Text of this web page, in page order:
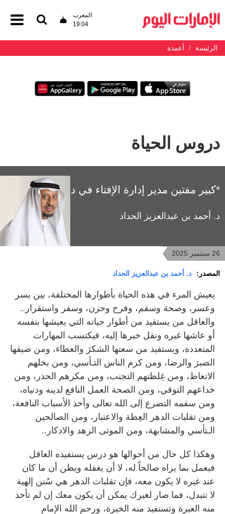
المغرب
19:04
الرئيسة أعمدة
دروس الحياة
*كبير مفتين مدير إدارة الإفتاء في دبي
د. أحمد بن عبدالعزيز الحداد
26 سبتمبر 2025
المصدر: د. أحمد بن عبدالعزيز الحداد
يعيش المرء في هذه الحياة بأطوارها المختلفة، بين يسر
وعسر، وصحة وسقم، وفرح وحزن، وسفر واستقرار..
والعاقل من يستفيد من أطوار حياته التي يعيشها بنفسه
أو عاشها غيره ونقل خبرها إليه، فيكتسب المهارات
المتعددة، ويستفيد من سعتها الشكرَ والعطاء، ومن ضيقها
الصبرَ والرضا، ومن كرم الناس التـأسي، ومن بخلهم
الاتعاظ، ومن غِلظتهم التجنب، ومن مكرهم الحذر، ومن
خداعهم التوقي، ومن الصحة العمل النافع لدينه ودنياه،
ومن سقمه التضرع إلى الله تعالى وأخذ الأسباب النافعة،
ومن تقلبات الدهر العِظة والاعتبار، ومن الصالحين
الـتأسي والمشابهة، ومن الموتى الزهد والادكار..
وهكذا كل حال من أحوالها هو درس يستفيده العاقل
فيعمل بما يراه صالحاً له، لا أن يغفله ويظن أن ما كان
عند غيره لا يكون معه، فإن تقلبات الدهر هي سُنن إلهية
لا تتبدل، فما صار لغيرك يمكن أن يكون معك إن لم تأخذ
منه العبرة وتستفيد منه الخبرة، ورحم الله الإمام